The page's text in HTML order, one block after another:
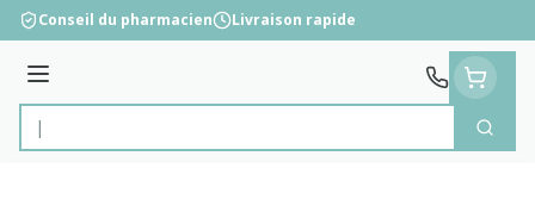
Aller au contenu
Conseil du pharmacien Livraison rapide
Menu
Rechercher